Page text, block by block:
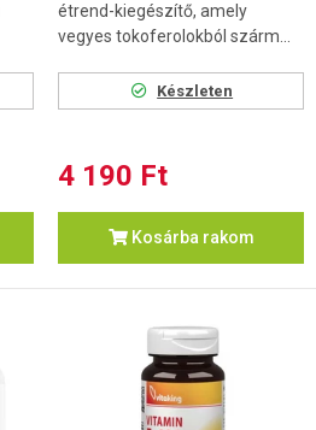
étrend-kiegészítő, amely
vegyes tokoferolokból szárm...
Készleten
4 190 Ft
Kosárba rakom